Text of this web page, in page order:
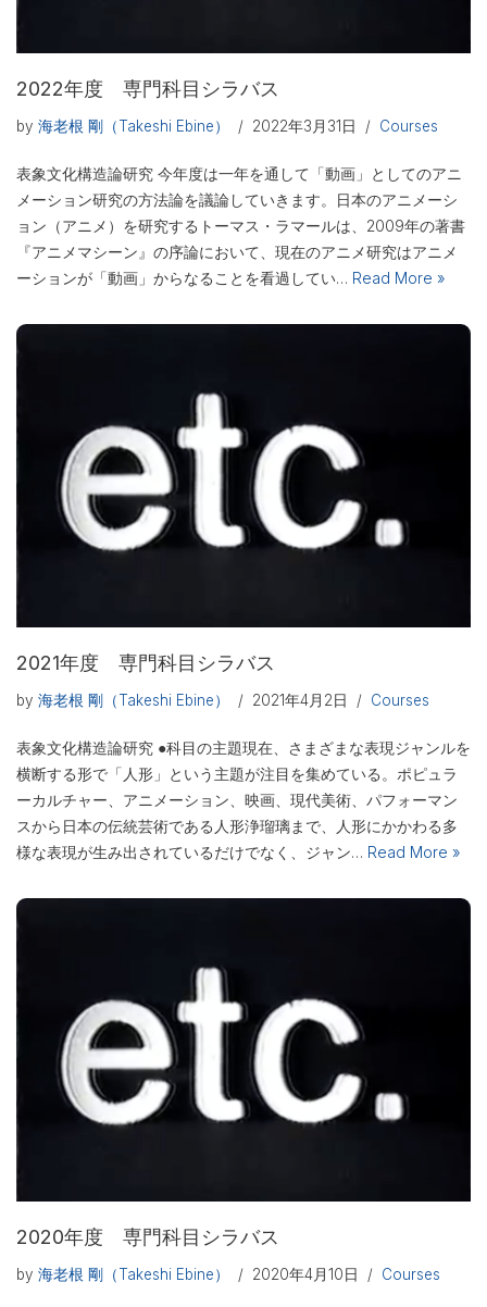
2022年度 専門科目シラバス
by 海老根 剛（Takeshi Ebine） 2022年3月31日 Courses
表象文化構造論研究 今年度は一年を通して「動画」としてのアニ
メーション研究の方法論を議論していきます。日本のアニメーシ
ョン（アニメ）を研究するトーマス・ラマールは、2009年の著書
『アニメマシーン』の序論において、現在のアニメ研究はアニメ
ーションが「動画」からなることを看過してい… Read More »
2021年度 専門科目シラバス
by 海老根 剛（Takeshi Ebine） 2021年4月2日 Courses
表象文化構造論研究 ●科目の主題現在、さまざまな表現ジャンルを
横断する形で「人形」という主題が注目を集めている。ポピュラ
ーカルチャー、アニメーション、映画、現代美術、パフォーマン
スから日本の伝統芸術である人形浄瑠璃まで、人形にかかわる多
様な表現が生み出されているだけでなく、ジャン… Read More »
2020年度 専門科目シラバス
by 海老根 剛（Takeshi Ebine） 2020年4月10日 Courses